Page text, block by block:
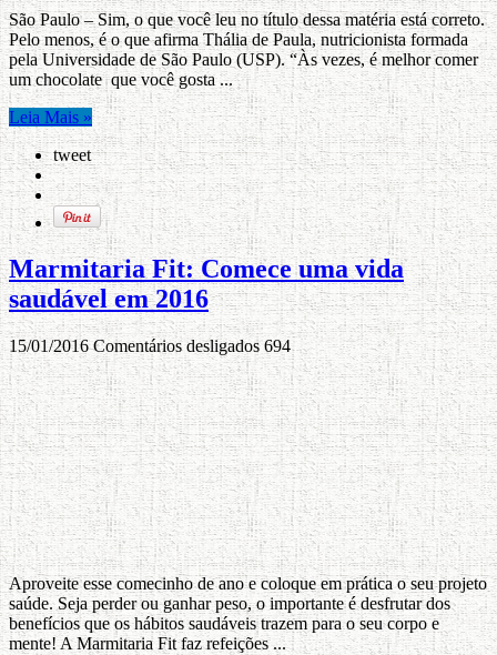
São Paulo – Sim, o que você leu no título dessa matéria está correto.
Pelo menos, é o que afirma Thália de Paula, nutricionista formada
pela Universidade de São Paulo (USP). “Às vezes, é melhor comer
um chocolate que você gosta ...
Leia Mais »
tweet
Marmitaria Fit: Comece uma vida
saudável em 2016
15/01/2016 Comentários desligados 694
Aproveite esse comecinho de ano e coloque em prática o seu projeto
saúde. Seja perder ou ganhar peso, o importante é desfrutar dos
benefícios que os hábitos saudáveis trazem para o seu corpo e
mente! A Marmitaria Fit faz refeições ...